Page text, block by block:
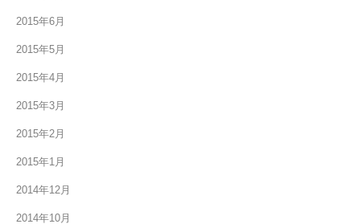
2015年6月
2015年5月
2015年4月
2015年3月
2015年2月
2015年1月
2014年12月
2014年10月